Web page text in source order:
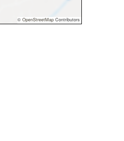
© OpenStreetMap Contributors